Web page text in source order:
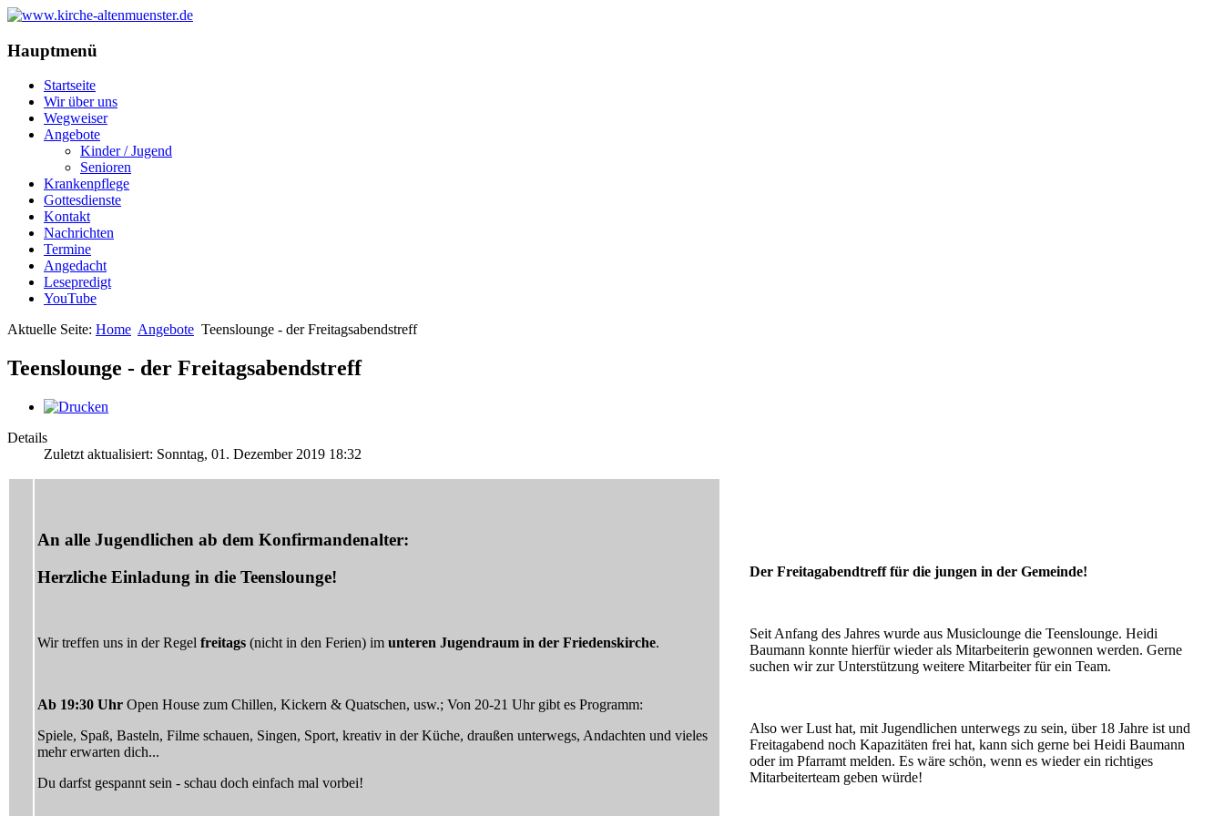
Hauptmenü
Startseite
Wir über uns
Wegweiser
Angebote
Kinder / Jugend
Senioren
Krankenpflege
Gottesdienste
Kontakt
Nachrichten
Termine
Angedacht
Lesepredigt
YouTube
Aktuelle Seite: Home Angebote Teenslounge - der Freitagsabendstreff
Teenslounge - der Freitagsabendstreff
Details
Zuletzt aktualisiert: Sonntag, 01. Dezember 2019 18:32
An alle Jugendlichen ab dem Konfirmandenalter:
Herzliche Einladung in die Teenslounge!
Wir treffen uns in der Regel freitags (nicht in den Ferien) im unteren Jugendraum in der Friedenskirche.
Ab 19:30 Uhr Open House zum Chillen, Kickern & Quatschen, usw.; Von 20-21 Uhr gibt es Programm:
Spiele, Spaß, Basteln, Filme schauen, Singen, Sport, kreativ in der Küche, draußen unterwegs, Andachten und vieles
mehr erwarten dich...
Du darfst gespannt sein - schau doch einfach mal vorbei!
Der Freitagabendtreff für die jungen in der Gemeinde!
Seit Anfang des Jahres wurde aus Musiclounge die Teenslounge. Heidi
Baumann konnte hierfür wieder als Mitarbeiterin gewonnen werden. Gerne
suchen wir zur Unterstützung weitere Mitarbeiter für ein Team.
Also wer Lust hat, mit Jugendlichen unterwegs zu sein, über 18 Jahre ist und
Freitagabend noch Kapazitäten frei hat, kann sich gerne bei Heidi Baumann
oder im Pfarramt melden. Es wäre schön, wenn es wieder ein richtiges
Mitarbeiterteam geben würde!